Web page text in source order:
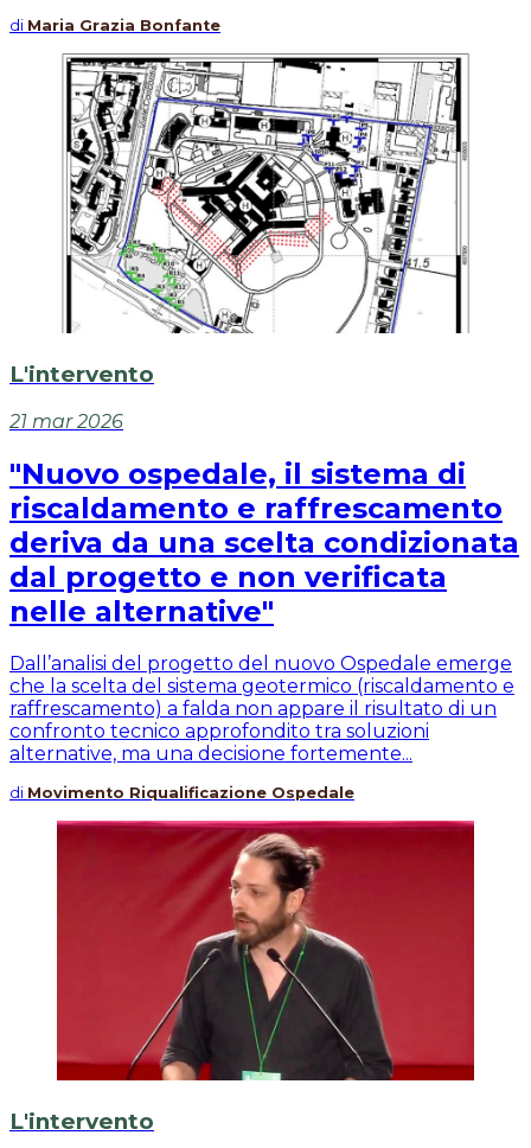
di Maria Grazia Bonfante
L'intervento
21 mar 2026
"Nuovo ospedale, il sistema di
riscaldamento e raffrescamento
deriva da una scelta condizionata
dal progetto e non verificata
nelle alternative"
Dall’analisi del progetto del nuovo Ospedale emerge
che la scelta del sistema geotermico (riscaldamento e
raffrescamento) a falda non appare il risultato di un
confronto tecnico approfondito tra soluzioni
alternative, ma una decisione fortemente...
di Movimento Riqualificazione Ospedale
L'intervento